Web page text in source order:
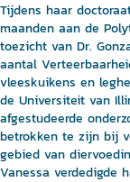
Tijdens haar
maanden aan de
toezicht van Dr.
aantal
vleeskuikens en
de Universiteit van
afgestudeerde
betrokken te zijn bij
gebied van
Vanessa verdedigde